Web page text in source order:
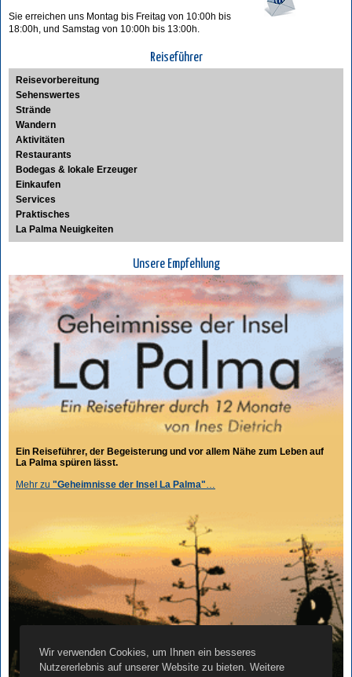
Sie erreichen uns Montag bis Freitag von 10:00h bis
18:00h, und Samstag von 10:00h bis 13:00h.
Reiseführer
Reisevorbereitung
Sehenswertes
Strände
Wandern
Aktivitäten
Restaurants
Bodegas & lokale Erzeuger
Einkaufen
Services
Praktisches
La Palma Neuigkeiten
Unsere Empfehlung
Ein Reiseführer, der Begeisterung und vor allem Nähe zum Leben auf
La Palma spüren lässt.
Mehr zu "Geheimnisse der Insel La Palma"…
Wir verwenden Cookies, um Ihnen ein besseres
Nutzererlebnis auf unserer Website zu bieten. Weitere